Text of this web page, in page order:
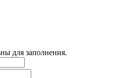
для заполнения.